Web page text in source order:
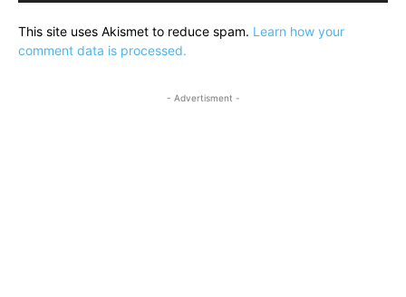
This site uses Akismet to reduce spam. Learn how your
comment data is processed.
- Advertisment -